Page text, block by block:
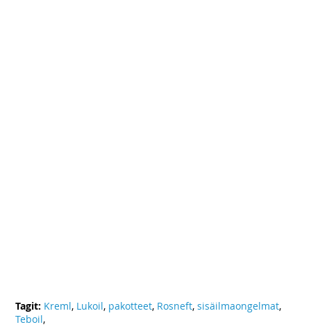
Tagit: Kreml, Lukoil, pakotteet, Rosneft,sisäilmaongelmat,
Teboil,